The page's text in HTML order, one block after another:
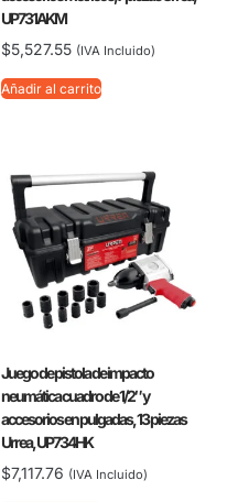
UP731AKM
$5,527.55 (IVA Incluido)
Añadir al carrito
Juego de pistola de impacto
neumática cuadro de 1/2″ y
accesorios en pulgadas, 13 piezas
Urrea, UP734HK
$7,117.76 (IVA Incluido)